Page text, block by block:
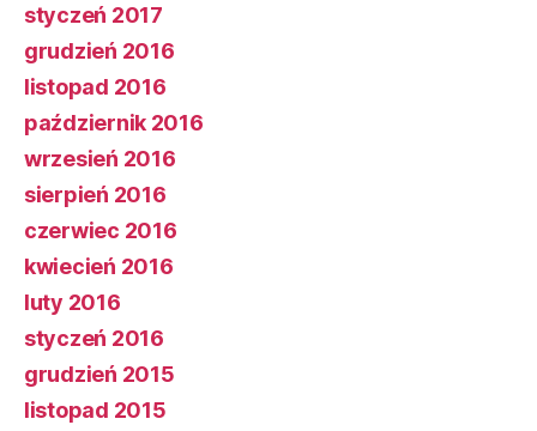
styczeń 2017
grudzień 2016
listopad 2016
październik 2016
wrzesień 2016
sierpień 2016
czerwiec 2016
kwiecień 2016
luty 2016
styczeń 2016
grudzień 2015
listopad 2015